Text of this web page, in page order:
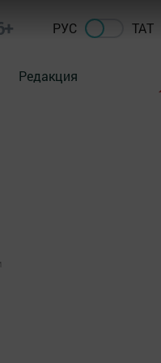
РУС ТАТ
Редакция